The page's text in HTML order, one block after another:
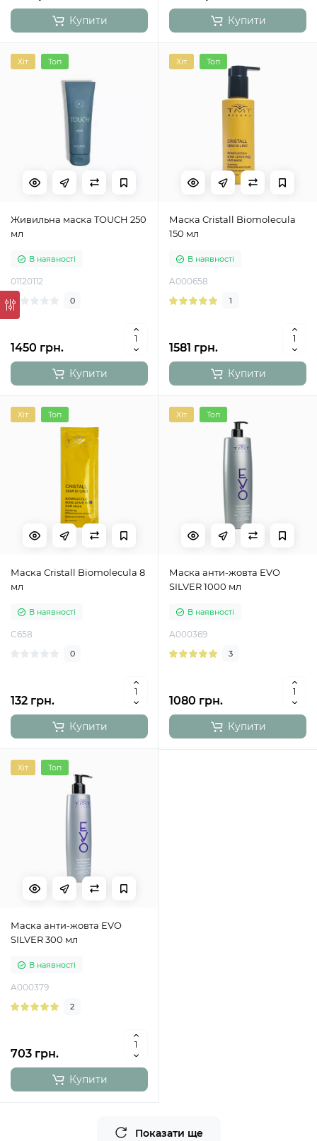
Купити Купити
Хіт Топ
Живильна маска TOUCH 250
мл
В наявності
01120112
0
1450 грн.
Купити
Хіт Топ
Маска Cristall Biomolecula
150 мл
В наявності
A000658
1
1581 грн.
Купити
Хіт Топ
Маска Cristall Biomolecula 8
мл
В наявності
C658
0
132 грн.
Купити
Хіт Топ
Маска анти-жовта EVO
SILVER 1000 мл
В наявності
A000369
3
1080 грн.
Купити
Хіт Топ
Маска анти-жовта EVO
SILVER 300 мл
В наявності
A000379
2
703 грн.
Купити
Показати ще